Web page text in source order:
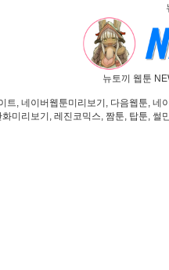
뉴토끼 웹툰
트, 네이버웹툰미리보기, 다음웹툰,
미리보기, 레진코믹스, 짬툰, 탑툰, 썰